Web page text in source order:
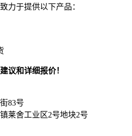
力于提供以下产品：
议和详细报价！
83号
莱舍工业区2号地块2号